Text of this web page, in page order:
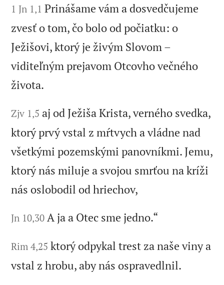
1 Jn 1,1 Prinášame vám a dosvedčujeme
zvesť o tom, čo bolo od počiatku: o
Ježišovi, ktorý je živým Slovom –
viditeľným prejavom Otcovho večného
života.
Zjv 1,5 aj od Ježiša Krista, verného svedka,
ktorý prvý vstal z mŕtvych a vládne nad
všetkými pozemskými panovníkmi. Jemu,
ktorý nás miluje a svojou smrťou na kríži
nás oslobodil od hriechov,
Jn 10,30 A ja a Otec sme jedno.“
Rim 4,25 ktorý odpykal trest za naše viny a
vstal z hrobu, aby nás ospravedlnil.